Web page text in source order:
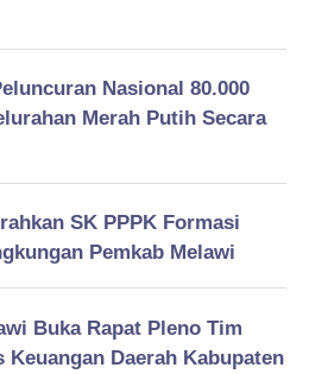
Nasional 80.000
Merah Putih Secara
SK PPPK Formasi
Pemkab Melawi
Buka Rapat Pleno Tim
Keuangan Daerah Kabupaten